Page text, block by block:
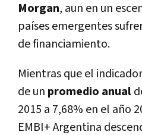
Morgan, aun en un
países emergentes
de financiamiento.
Mientras que el
de un promedio anual
2015 a 7,68% en el año
EMBI+ Argentina